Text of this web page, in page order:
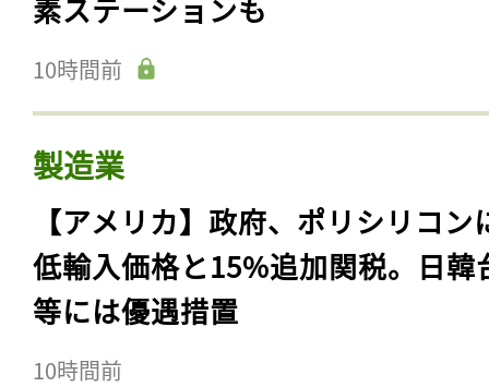
素ステーションも
10時間前
製造業
【アメリカ】政府、ポリシリコン
低輸入価格と15%追加関税。日韓
等には優遇措置
10時間前